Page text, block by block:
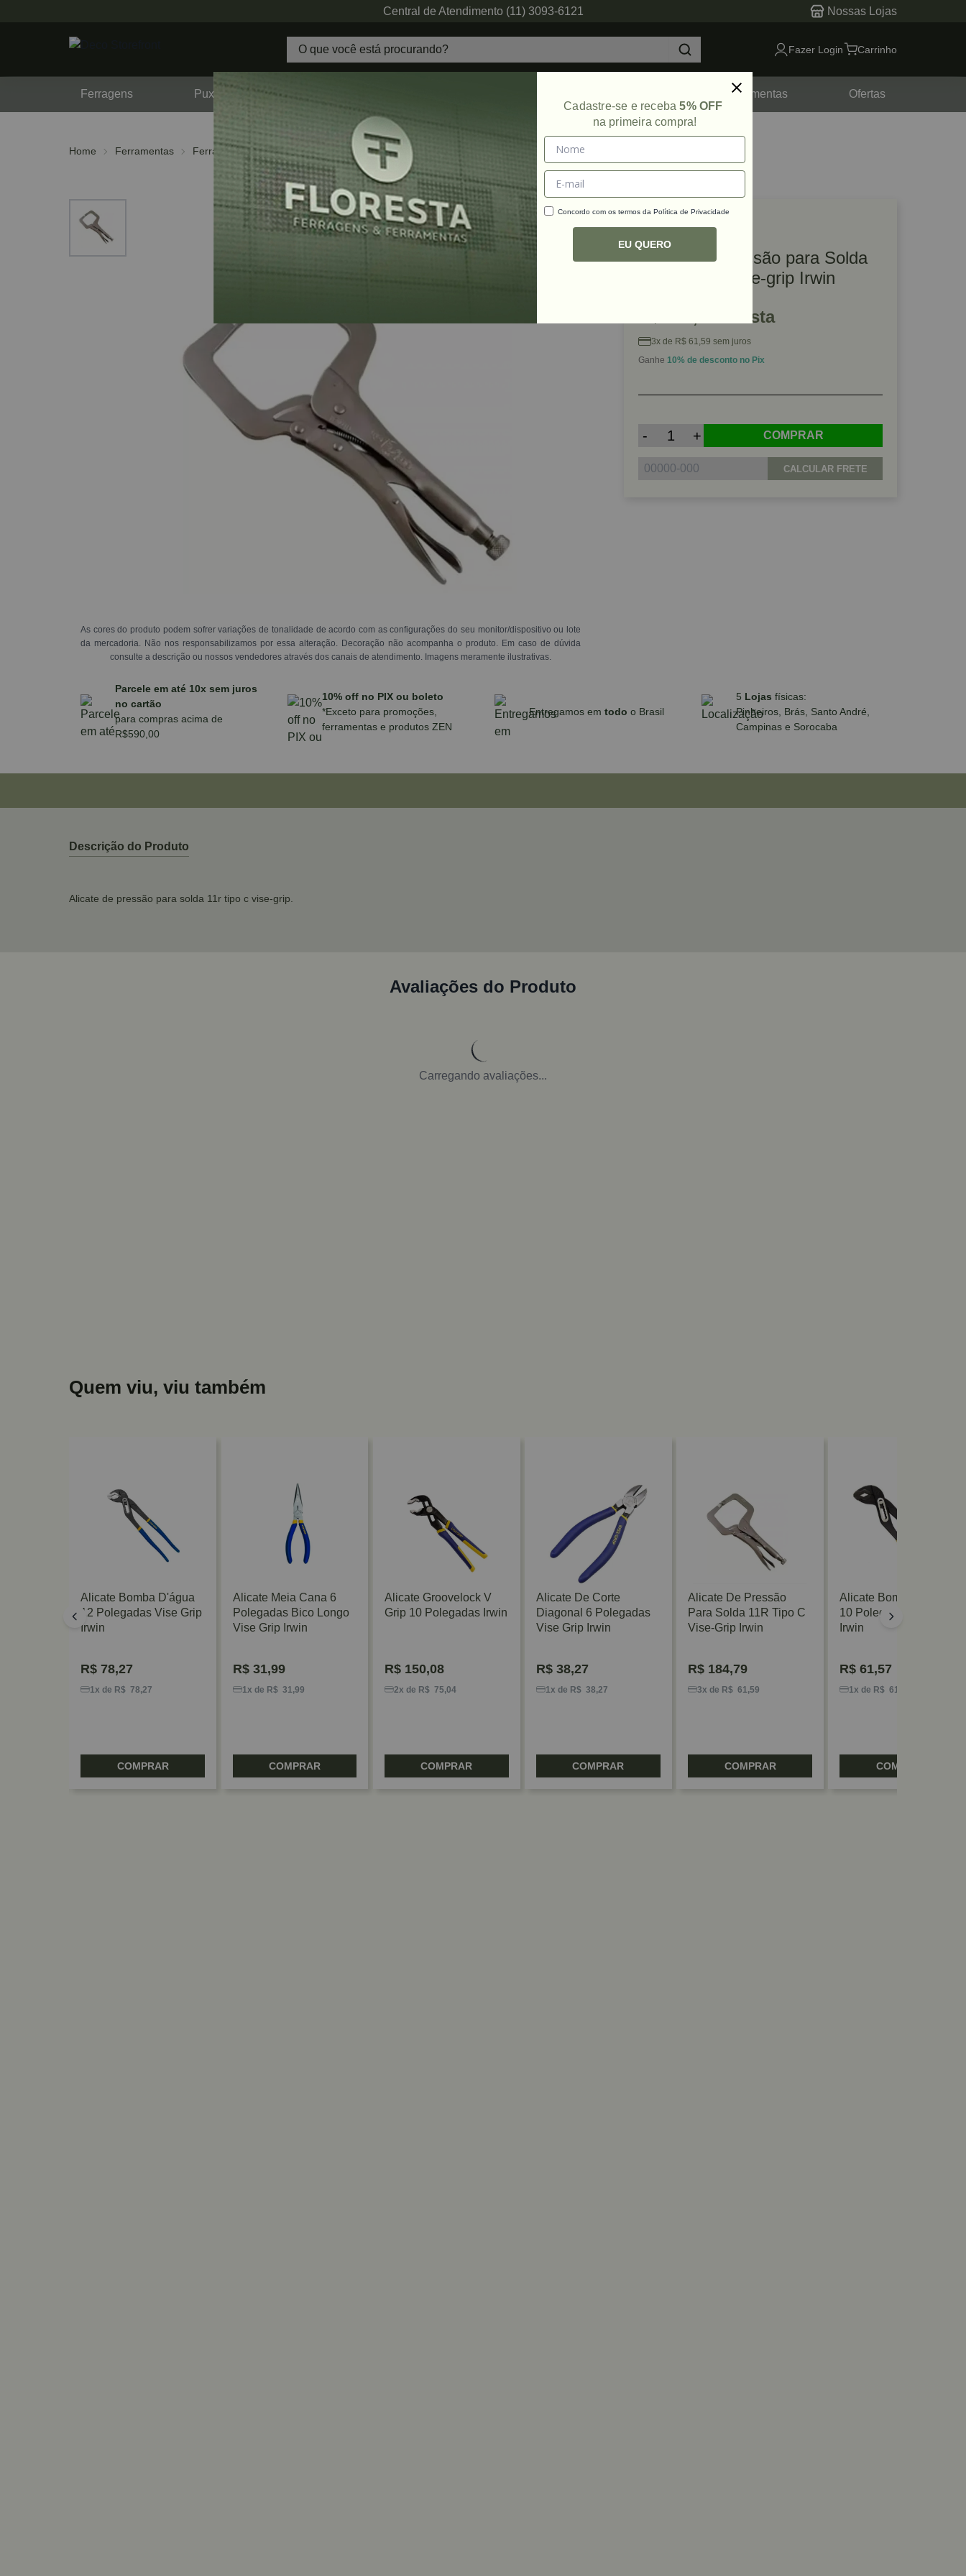
Central de Atendimento (11) 3093-6121 Nossas Lojas
Fazer Login Carrinho
Ferragens Puxadores Ferramentas Ofertas
Home Ferramentas Ferramentas Manuais
As cores do produto podem sofrer variações de tonalidade de acordo com as configurações do seu monitor/dispositivo ou lote
da mercadoria. Não nos responsabilizamos por essa alteração. Decoração não acompanha o produto. Em caso de dúvida
consulte a descrição ou nossos vendedores através dos canais de atendimento. Imagens meramente ilustrativas.
Ref: 67482
Alicate de Pressão para Solda
11R Tipo C Vise-grip Irwin
R$ 184,79 à vista
3x de R$ 61,59 sem juros
Ganhe 10% de desconto no Pix
- + COMPRAR
CALCULAR FRETE
Parcele em até 10x sem juros
no cartão
para compras acima de
R$590,00
10% off no PIX ou boleto
*Exceto para promoções,
ferramentas e produtos ZEN
Entregamos em todo o Brasil
5 Lojas físicas:
Pinheiros, Brás, Santo André,
Campinas e Sorocaba
Descrição do Produto
Alicate de pressão para solda 11r tipo c vise-grip.
Avaliações do Produto
Carregando avaliações...
Quem viu, viu também
Alicate Bomba D'água
12 Polegadas Vise Grip
Irwin
R$ 78,27
1x de R$ 78,27
COMPRAR
Alicate Meia Cana 6
Polegadas Bico Longo
Vise Grip Irwin
R$31,99
1x de R$ 31,99
COMPRAR
Alicate Groovelock V
Grip 10 Polegadas Irwin
R$150,08
2x de R$ 75,04
COMPRAR
Alicate De Corte
Diagonal 6 Polegadas
Vise Grip Irwin
R$38,27
1x de R$ 38,27
COMPRAR
Alicate De Pressão
Para Solda 11R Tipo C
Vise-Grip Irwin
R$ 184,79
3x de R$ 61,59
COMPRAR
Alicate Bomba D'água
10 Polegadas Vise Grip
Irwin
R$ 61,57
1x de R$ 61,57
COMPRAR
Cadastre-se e receba5% OFF
na primeira compra!
Concordo com os termos da Política de Privacidade
EU QUERO